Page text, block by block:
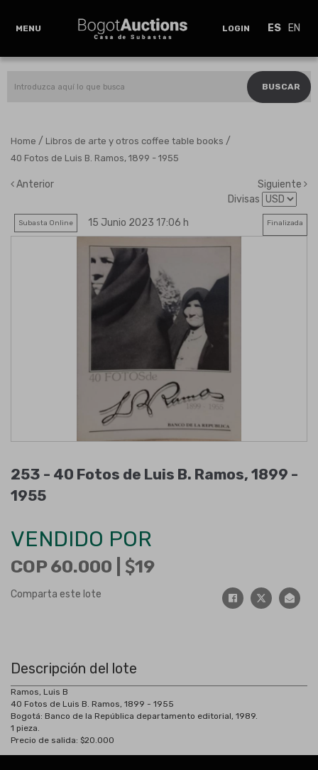
MENU LOGIN ES EN
BUSCAR
Home / Libros de arte y otros coffee table books /
40 Fotos de Luis B. Ramos, 1899 - 1955
Anterior
Siguiente
Divisas
Subasta Online 15 Junio 2023 17:06 h Finalizada
253 - 40 Fotos de Luis B. Ramos, 1899 -
1955
VENDIDO POR
COP 60.000 | 19
Comparta este lote
Descripción del lote
Ramos, Luis B
40 Fotos de Luis B. Ramos, 1899 - 1955
Bogotá: Banco de la República departamento editorial, 1989.
1 pieza.
Precio de salida: $20.000